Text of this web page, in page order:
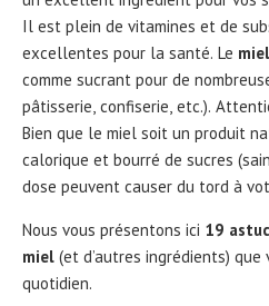
Il est plein de vitamines et de
excellentes pour la santé. Le miel
comme sucrant pour de
pâtisserie, confiserie, etc.).
Bien que le miel soit un produit
calorique et bourré de sucres
dose peuvent causer du tord à
Nous vous présentons ici 19
miel (et d’autres ingrédients)
quotidien.